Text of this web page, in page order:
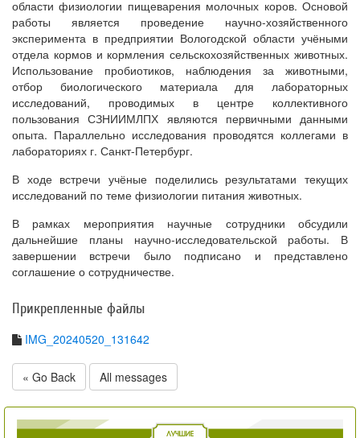
области физиологии пищеварения молочных коров. Основой
работы является проведение научно-хозяйственного
эксперимента в предприятии Вологодской области учёными
отдела кормов и кормления сельскохозяйственных животных.
Использование пробиотиков, наблюдения за животными,
отбор биологического материала для лабораторных
исследований, проводимых в центре коллективного
пользования СЗНИИМЛПХ являются первичными данными
опыта. Параллельно исследования проводятся коллегами в
лабораториях г. Санкт-Петербург.
В ходе встречи учёные поделились результатами текущих
исследований по теме физиологии питания животных.
В рамках мероприятия научные сотрудники обсудили
дальнейшие планы научно-исследовательской работы. В
завершении встречи было подписано и представлено
соглашение о сотрудничестве.
Прикрепленные файлы
IMG_20240520_131642
« Go Back All messages